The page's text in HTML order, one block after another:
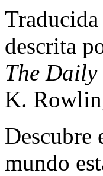
descrita
The Daily
K.
Descubre
mundo